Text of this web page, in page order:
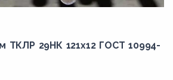
ТКЛР 29НК 121x12 ГОСТ 10994-